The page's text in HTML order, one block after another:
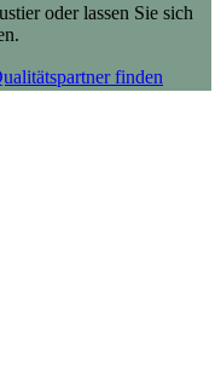
oder lassen Sie sich
finden